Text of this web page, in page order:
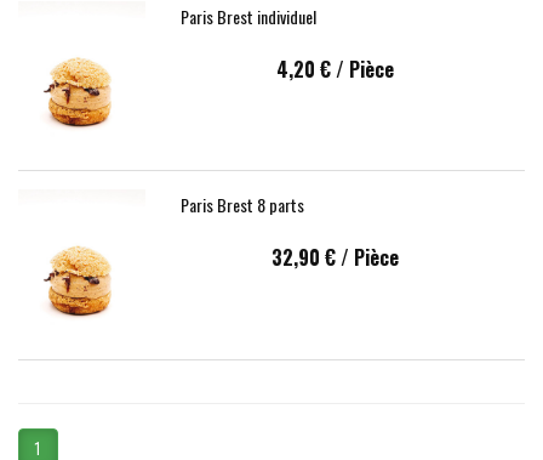
Paris Brest individuel
4,20 €/ Pièce
Paris Brest 8 parts
32,90 €/ Pièce
1